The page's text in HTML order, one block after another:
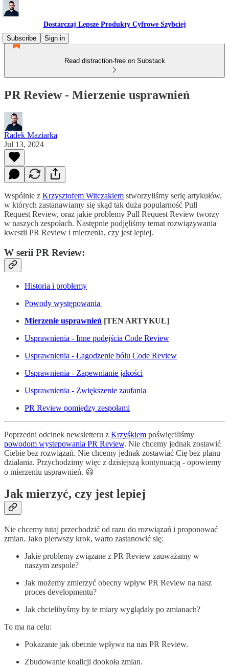
Dostarczaj Lepsze Produkty Cyfrowe Szybciej
Subscribe
Sign in
Read distraction-free on Substack
PR Review - Mierzenie usprawnień
Radek Maziarka
Jul 13, 2024
Wspólnie z Krzysztofem Witczakiem stworzyliśmy serię artykułów,
w których zastanawiamy się skąd tak duża popularność Pull
Request Review, oraz jakie problemy Pull Request Review tworzy
w naszych zespołach. Następnie podjęliśmy temat rozwiązywania
kwestii PR Review i mierzenia, czy jest lepiej.
W serii PR Review:
Historia i problemy
Powody występowania
Mierzenie usprawnień [TEN ARTYKUŁ]
Usprawnienia - Inne podejścia Code Review
Usprawnienia - Łagodzenie bólu Code Review
Usprawnienia - Zapewnianie jakości
Usprawnienia - Zwiększenie zaufania
PR Review pomiędzy zespołami
Poprzedni odcinek newsletteru z Krzyśkiem poświęciliśmy
powodom wystepowania PR Review. Nie chcemy jednak zostawić
Ciebie bez rozwiązań. Nie chcemy jednak zostawiać Cię bez planu
działania. Przychodzimy więc z dzisiejszą kontynuacją - opowiemy
o mierzeniu usprawnień. 😃
Jak mierzyć, czy jest lepiej
Nie chcemy tutaj przechodzić od razu do rozwiązań i proponować
zmian. Jako pierwszy krok, warto zastanowić się:
Jakie problemy związane z PR Review zauważamy w
naszym zespole?
Jak możemy zmierzyć obecny wpływ PR Review na nasz
proces developmentu?
Jak chcielibyśmy by te miary wyglądały po zmianach?
To ma na celu:
Pokazanie jak obecnie wpływa na nas PR Review.
Zbudowanie koalicji dookoła zmian.